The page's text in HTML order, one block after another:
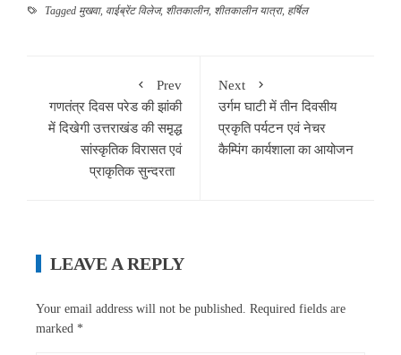
Tagged मुखवा, वाईब्रेंट विलेज, शीतकालीन, शीतकालीन यात्रा, हर्षिल
Prev
गणतंत्र दिवस परेड की झांकी
में दिखेगी उत्तराखंड की समृ़द्ध
सांस्कृतिक विरासत एवं
प्राकृतिक सुन्दरता
Next
उर्गम घाटी में तीन दिवसीय
प्रकृति पर्यटन एवं नेचर
कैम्पिंग कार्यशाला का आयोजन
LEAVE A REPLY
Your email address will not be published. Required fields are
marked *